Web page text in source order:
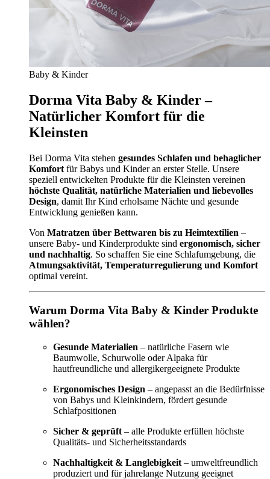
Baby & Kinder
Dorma Vita Baby & Kinder –
Natürlicher Komfort für die
Kleinsten
Bei Dorma Vita stehen gesundes Schlafen und behaglicher
Komfort für Babys und Kinder an erster Stelle. Unsere
speziell entwickelten Produkte für die Kleinsten vereinen
höchste Qualität, natürliche Materialien und liebevolles
Design, damit Ihr Kind erholsame Nächte und gesunde
Entwicklung genießen kann.
Von Matratzen über Bettwaren bis zu Heimtextilien –
unsere Baby- und Kinderprodukte sind ergonomisch, sicher
und nachhaltig. So schaffen Sie eine Schlafumgebung, die
Atmungsaktivität, Temperaturregulierung und Komfort
optimal vereint.
Warum Dorma Vita Baby & Kinder Produkte
wählen?
Gesunde Materialien – natürliche Fasern wie
Baumwolle, Schurwolle oder Alpaka für
hautfreundliche und allergikergeeignete Produkte
Ergonomisches Design – angepasst an die Bedürfnisse
von Babys und Kleinkindern, fördert gesunde
Schlafpositionen
Sicher & geprüft – alle Produkte erfüllen höchste
Qualitäts- und Sicherheitsstandards
Nachhaltigkeit & Langlebigkeit – umweltfreundlich
produziert und für jahrelange Nutzung geeignet